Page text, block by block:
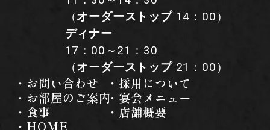
（オーダーストップ14：00）
ディナー
17：00～21：30
（オーダーストップ21：00）
・お問い合わせ
・採用について
・お部屋のご案内・宴会メニュー
・食事
・店舗概要
・HOME